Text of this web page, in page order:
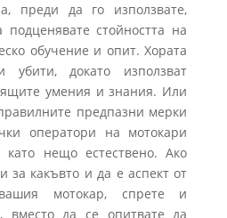
преди да го използвате,
стойността на
обучение и опит. Хората
докато използват
умения и знания. Или
предпазни мерки
оператори на мотокари
като нещо естествено. Ако
за какъвто и да е аспект от
мотокар, спрете и
вместо да се опитвате да